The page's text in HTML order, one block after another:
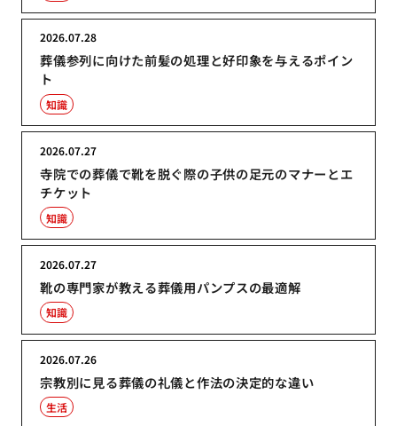
葬儀参列に向けた前髪の処理と好印象を与えるポイン
ト
2026.07.28
知識
寺院での葬儀で靴を脱ぐ際の子供の足元のマナーとエ
チケット
2026.07.27
知識
靴の専門家が教える葬儀用パンプスの最適解
2026.07.27
知識
宗教別に見る葬儀の礼儀と作法の決定的な違い
2026.07.26
生活